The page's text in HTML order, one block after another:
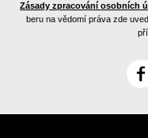
Zásady zpracování osobních
beru na vědomí práva zde
F
c